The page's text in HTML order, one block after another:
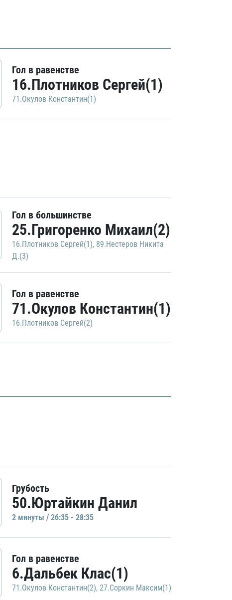
Гол в равенстве
16.Плотников Сергей(1)
71.Окулов Константин(1)
Гол в большинстве
25.Григоренко Михаил(2)
16.Плотников Сергей(1), 89.Нестеров Никита
Д.(3)
Гол в равенстве
71.Окулов Константин(1)
16.Плотников Сергей(2)
Грубость
50.Юртайкин Данил
2 минуты / 26:35 - 28:35
Гол в равенстве
6.Дальбек Клас(1)
71.Окулов Константин(2), 27.Соркин Максим(1)